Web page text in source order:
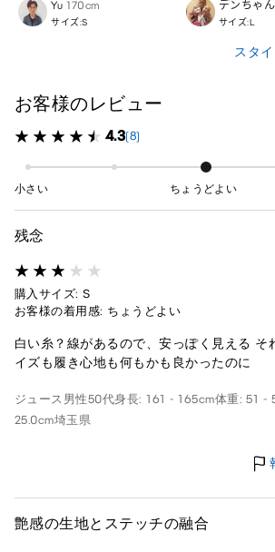
Yu 170cm
サイズ:S
デンちゃん
サイズ:L
スタ
お客様のレビュー
4.3(8)
小さい ちょうどよい
残念
購入サイズ: S
お客様の着用感: ちょうどよい
白い糸？線があるので、安っぽく見える そ
イズも履き心地も何もかも良かったのに
ジュース 男性50代身長: 161 - 165cm体重: 51 -
25.0cm埼玉県
艶感の生地とステッチの融合